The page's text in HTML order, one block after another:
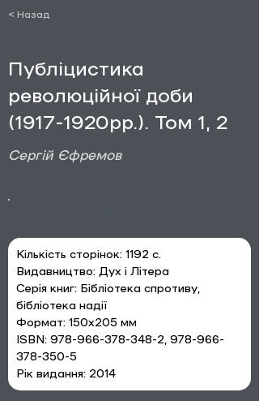
< Назад
Публіцистика
революційної доби
(1917-1920рр.). Том 1, 2
Сергій Єфремов
Кількість сторінок: 1192 с.
Видавництво: Дух і Літера
Серія книг: Бібліотека спротиву,
бібліотека надії
Формат: 150x205 мм
ISBN: 978-966-378-348-2, 978-966-
378-350-5
Рік видання: 2014